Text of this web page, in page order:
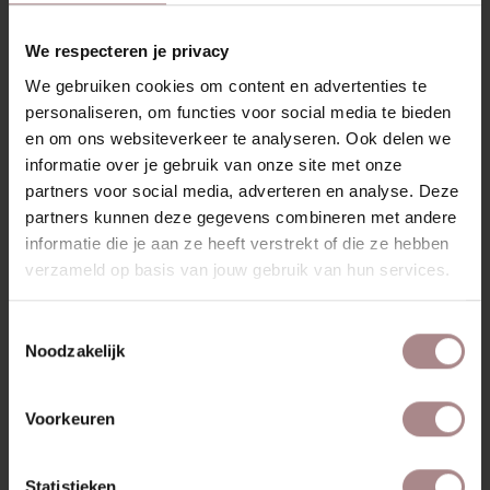
We respecteren je privacy
We gebruiken cookies om content en advertenties te
personaliseren, om functies voor social media te bieden
en om ons websiteverkeer te analyseren. Ook delen we
informatie over je gebruik van onze site met onze
partners voor social media, adverteren en analyse. Deze
partners kunnen deze gegevens combineren met andere
informatie die je aan ze heeft verstrekt of die ze hebben
verzameld op basis van jouw gebruik van hun services.
Noodzakelijk
Voorkeuren
Montage is mogelijk